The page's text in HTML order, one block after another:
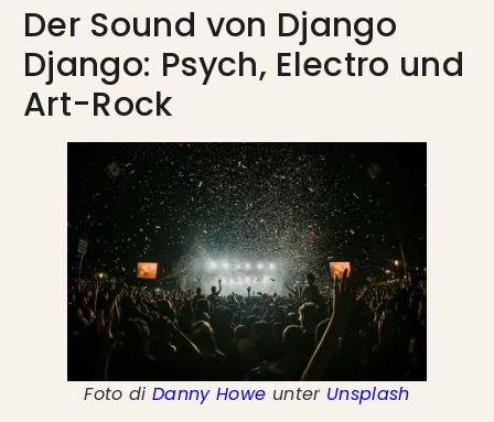
Der Sound von Django
Django: Psych, Electro und
Art-Rock
Foto diDanny Howe unter Unsplash